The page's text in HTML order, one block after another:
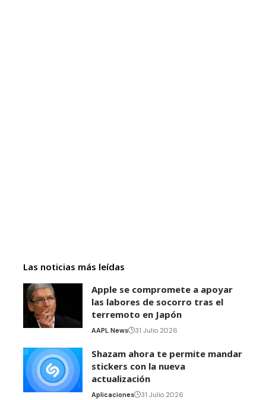
Las noticias más leídas
Apple se compromete a apoyar
las labores de socorro tras el
terremoto en Japón
AAPL News 31 Julio 2026
Shazam ahora te permite mandar
stickers con la nueva
actualización
Aplicaciones 31 Julio 2026